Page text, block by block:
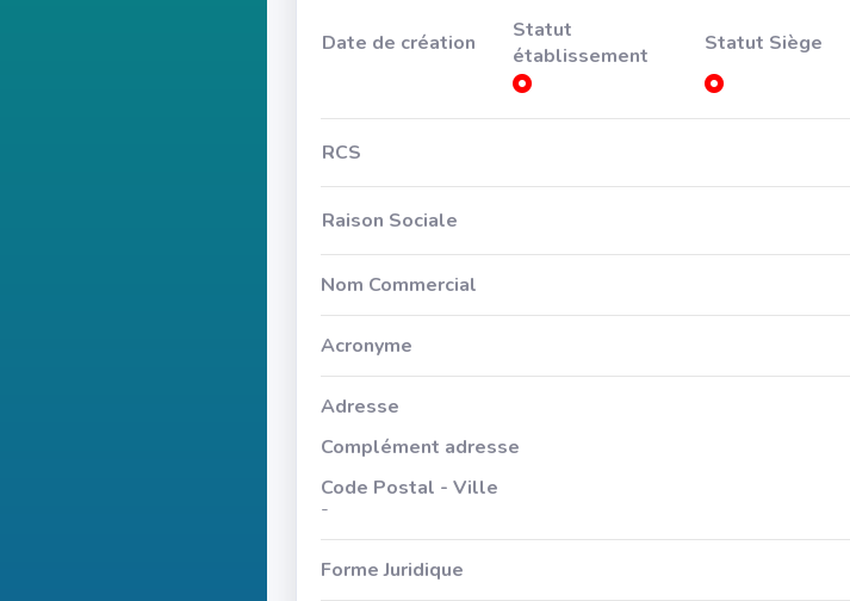
Date de création
Statut
établissement
Statut Siège
RCS
Raison Sociale
Nom Commercial
Acronyme
Adresse
Complément adresse
Code Postal - Ville
-
Forme Juridique